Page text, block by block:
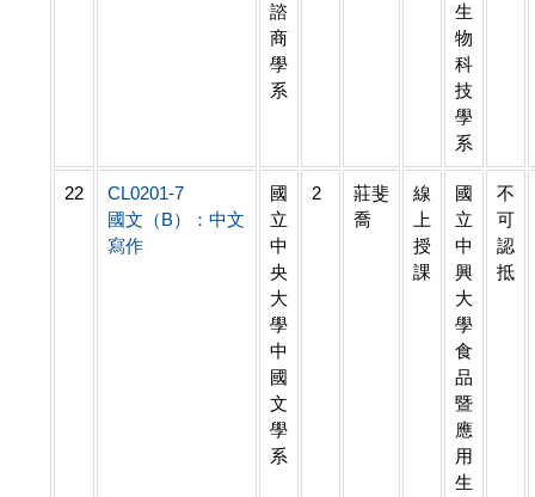
諮
商
學
系
生
物
科
技
學
系
22
CL0201-7
國文（B）：中文
寫作
國
立
中
央
大
學
中
國
文
學
系
2
莊斐
喬
線
上
授
課
國
立
中
興
大
學
食
品
暨
應
用
生
不
可
認
抵